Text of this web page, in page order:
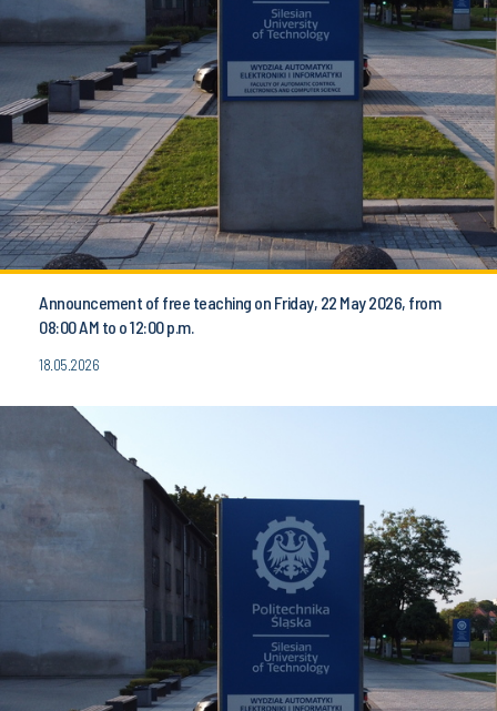
Announcement of free teaching on Friday, 22 May 2026, from
08:00 AM to o 12:00 p.m.
18.05.2026